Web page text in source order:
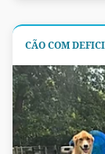
CÃO COM